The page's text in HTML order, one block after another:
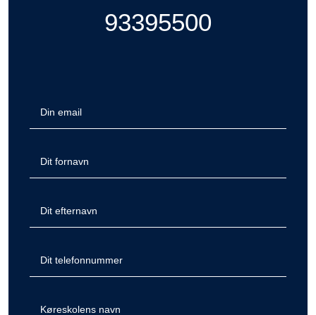
93395500